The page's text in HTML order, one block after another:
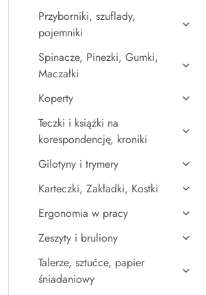
Przyborniki, szuflady,
pojemniki
Spinacze, Pinezki, Gumki,
Maczałki
Koperty
Teczki i książki na
korespondencję, kroniki
Gilotyny i trymery
Karteczki, Zakładki, Kostki
Ergonomia w pracy
Zeszyty i bruliony
Talerze, sztućce, papier
śniadaniowy